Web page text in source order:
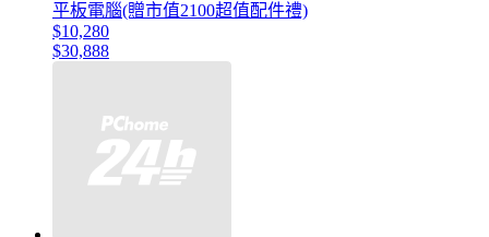
平板電腦(贈市值2100超值配件禮)
$10,280
$30,888